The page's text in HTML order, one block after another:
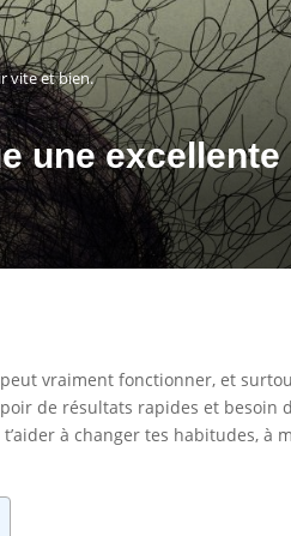
vite et bien.
une
peut vraiment fonctionner, et
de résultats rapides et besoin
à changer tes habitudes, à